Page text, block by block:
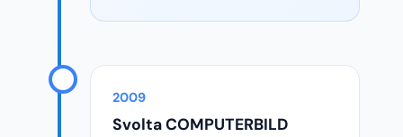
2009
Svolta COMPUTERBILD